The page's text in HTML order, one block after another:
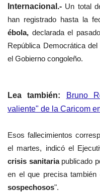
Internacional.- Un total
han registrado hasta la
ébola, declarada el
República Democrática
el Gobierno congoleño.
Lea también:
Bruno
valiente" de la Caricom
Esos fallecimientos
el martes, indicó el
crisis sanitaria publicado
en el que precisa
sospechosos".